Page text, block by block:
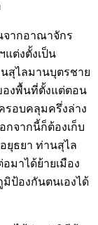
ากอาณาจักร
แต่งตั้งเป็น
สุไลมานบุตรชาย
งพื้นที่ตั้งแต่ตอน
รอบคลุมครึ่งล่าง
กจากนี้ก็ต้องเก็บ
ยุธยา ท่านสุไล
มาได้ย้ายเมือง
ป้องกันตนเองได้